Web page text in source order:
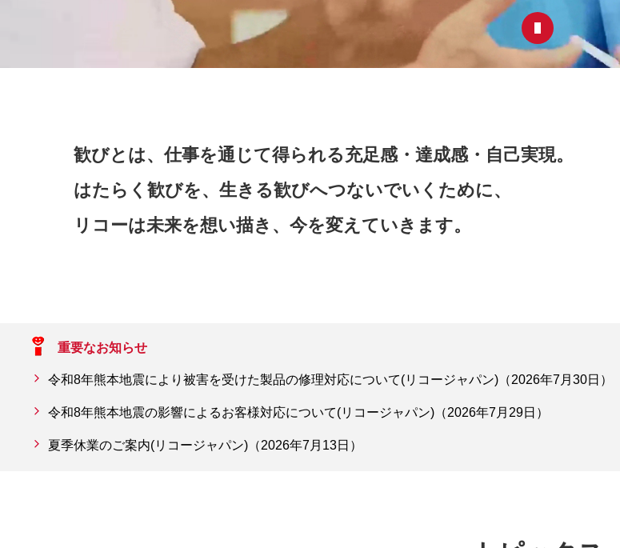
歓びとは、仕事を通じて得られる充足感・達成感・自己実現。
はたらく歓びを、生きる歓びへつないでいくために、
リコーは未来を想い描き、今を変えていきます。
重要なお知らせ
令和8年熊本地震により被害を受けた製品の修理対応について(リコージャパン)（2026年7月30日）
令和8年熊本地震の影響によるお客様対応について(リコージャパン)（2026年7月29日）
夏季休業のご案内(リコージャパン)（2026年7月13日）